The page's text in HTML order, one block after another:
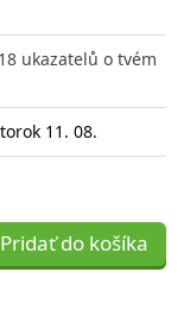
ukazatelů o tvém
11. 08.
Pridať do košíka